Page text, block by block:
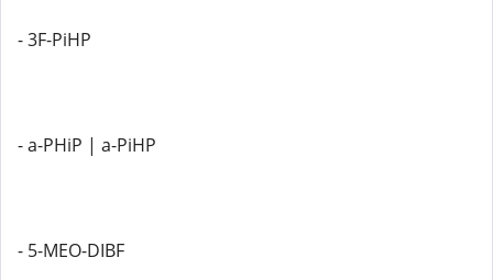
- 3F-PiHP
- a-PHiP | a-PiHP
- 5-MEO-DIBF